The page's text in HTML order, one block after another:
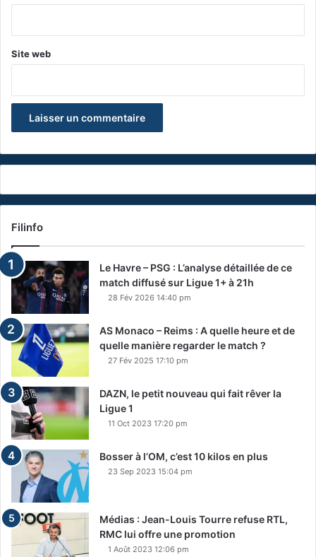
Site web
Filinfo
Le Havre – PSG : L’analyse détaillée de ce
match diffusé sur Ligue 1+ à 21h
28 Fév 2026 14:40 pm
AS Monaco – Reims : A quelle heure et de
quelle manière regarder le match ?
27 Fév 2025 17:10 pm
DAZN, le petit nouveau qui fait rêver la
Ligue 1
11 Oct 2023 17:20 pm
Bosser à l’OM, c’est 10 kilos en plus
23 Sep 2023 15:04 pm
Médias : Jean-Louis Tourre refuse RTL,
RMC lui offre une promotion
1 Août 2023 12:06 pm